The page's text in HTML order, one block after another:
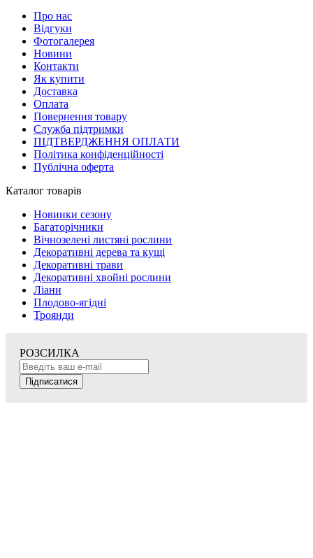
Про нас
Відгуки
Фотогалерея
Новини
Контакти
Як купити
Доставка
Оплата
Повернення товару
Служба підтримки
ПІДТВЕРДЖЕННЯ ОПЛАТИ
Політика конфіденційності
Публічна оферта
Каталог товарів
Новинки сезону
Багаторічники
Вічнозелені листяні рослини
Декоративні дерева та кущі
Декоративні трави
Декоративні хвойні рослини
Ліани
Плодово-ягідні
Троянди
РОЗСИЛКА
Підписатися